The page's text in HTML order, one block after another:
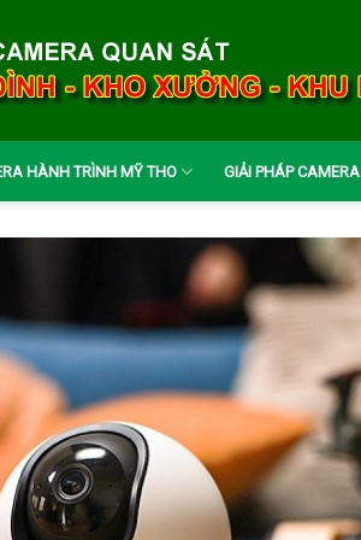
HÀNH TRÌNH MỸ THO GIẢI PHÁP CAMERA